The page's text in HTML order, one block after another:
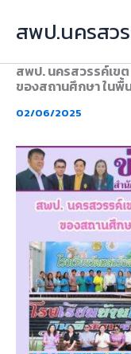
สพป.นครสวร
สพป. นครสวรรค์เข
ของสถานศึกษา ในพื้
02/06/2025